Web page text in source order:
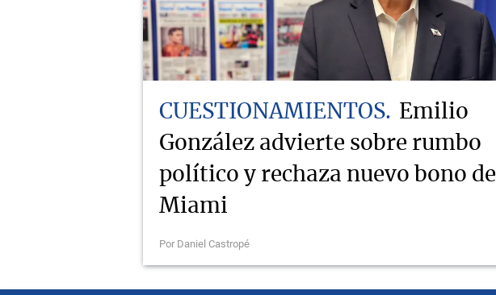
CUESTIONAMIENTOS
Emilio
González advierte sobre rumbo
político y rechaza nuevo bono de
Miami
Por Daniel Castropé